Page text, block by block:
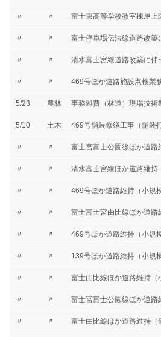
〃 〃 富士東高等学校教室棟屋
〃 〃 富士停車場伝法線道路改
〃 〃 清水富士宮線道路改築に
〃 〃 469号ほか道路施設点検業
5/23 農林 事務雑費（林道）現場技術
5/10 土木 469号舗装修繕工事（舗装
〃 〃 富士宮富士公園線ほか道
〃 〃 清水富士宮線ほか道路維
〃 〃 469号ほか道路維持（小規
〃 〃 富士富士宮由比線ほか道
〃 〃 469号ほか道路維持（小規
〃 〃 139号ほか道路維持（小規
〃 〃 富士由比線ほか道路維持
〃 〃 富士宮富士公園線ほか道
〃 〃 富士由比線ほか道路維持